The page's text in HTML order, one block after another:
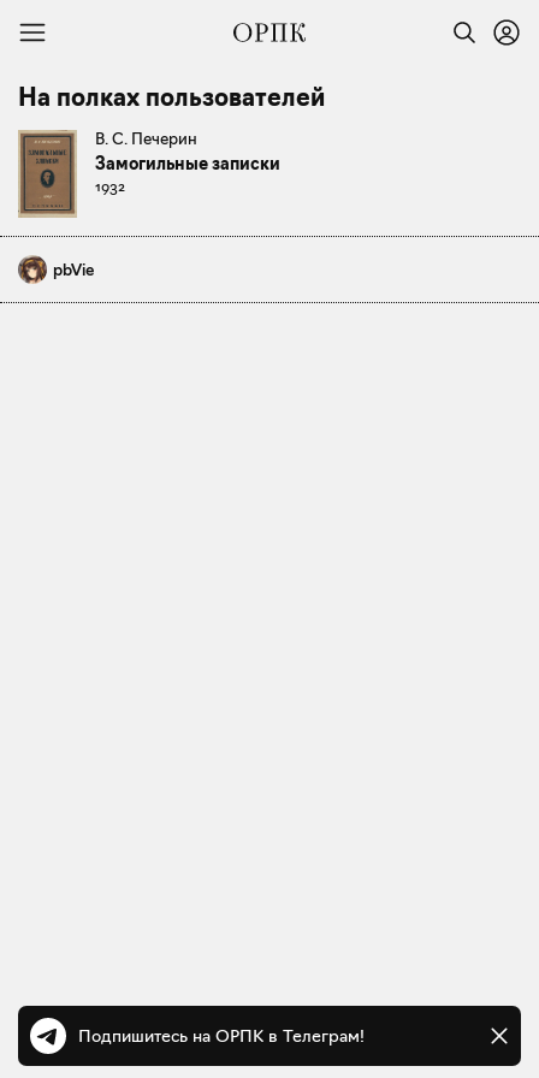
На полках пользователей
В. С. Печерин
Замогильные записки
1932
pbVie
Подпишитесь на ОРПК в Телеграм!